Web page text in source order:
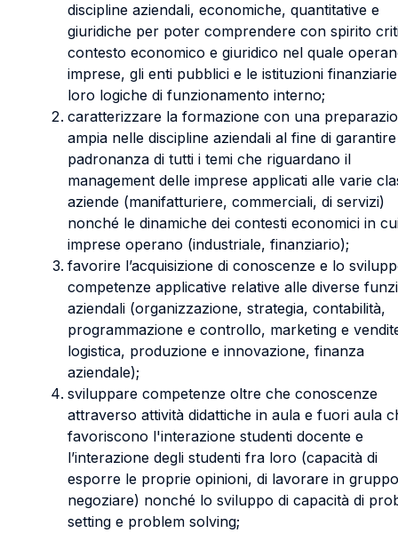
discipline aziendali, economiche, quantitative e
giuridiche per poter comprendere con spirito
contesto economico e giuridico nel quale
imprese, gli enti pubblici e le istituzioni
loro logiche di funzionamento interno;
caratterizzare la formazione con una
ampia nelle discipline aziendali al fine di garantire
padronanza di tutti i temi che riguardano il
management delle imprese applicati alle varie
aziende (manifatturiere, commerciali, di servizi)
nonché le dinamiche dei contesti economici in
imprese operano (industriale, finanziario);
favorire l’acquisizione di conoscenze e lo
competenze applicative relative alle diverse
aziendali (organizzazione, strategia, contabilità,
programmazione e controllo, marketing e
logistica, produzione e innovazione, finanza
aziendale);
sviluppare competenze oltre che conoscenze
attraverso attività didattiche in aula e fuori aula
favoriscono l'interazione studenti docente e
l’interazione degli studenti fra loro (capacità di
esporre le proprie opinioni, di lavorare in
negoziare) nonché lo sviluppo di capacità di
setting e problem solving;